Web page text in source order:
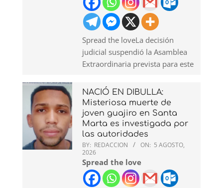
Spread the loveLa decisión
judicial suspendió la Asamblea
Extraordinaria prevista para este
NACIÓ EN DIBULLA:
Misteriosa muerte de
joven guajiro en Santa
Marta es investigada por
las autoridades
BY: REDACCION ON: 5 AGOSTO,
2026
Spread the love